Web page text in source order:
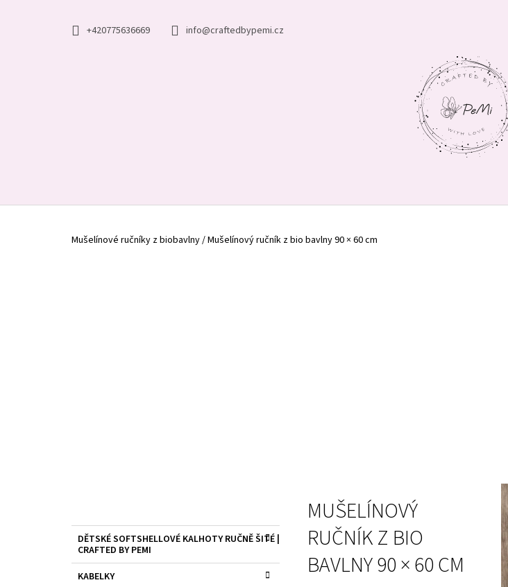
+420775636669 info@craftedbypemi.cz
Domů
Mušelínové ručníky z biobavlny/Mušelínový ručník z bio bavlny 90 × 60 cm
Přeskočit
kategorie
KDĚTSKÉ SOFTSHELLOVÉ KALHOTY RUČNĚ ŠITÉ |
CRAFTED BY PEMI
KABELKY
MUŠELÍNOVÝ
RUČNÍK Z BIO
BAVLNY 90 × 60 CM
CO POTŘEBUJETE NAJÍT?
HLEDAT